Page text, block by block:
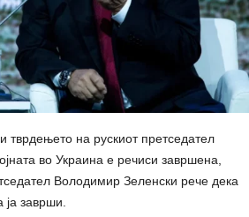
тврдењето на рускиот претседател
во Украина е речиси завршена,
Володимир Зеленски рече дека
заврши.